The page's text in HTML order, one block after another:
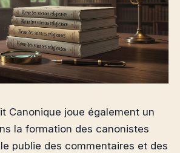
Canonique joue également un
la formation des canonistes
publie des commentaires et des